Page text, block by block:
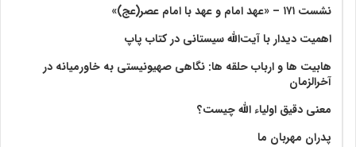
نشست ۱۷۱ – «عهد امام و عهد با امام عصر(عج)»
اهمیت دیدار با آیت‌الله سیستانی در کتاب پاپ
هابیت ها و ارباب حلقه ها: نگاهی صهیونیستی به خاورمیانه در
آخرالزمان
معنی دقیق اولیاء الله چیست؟
پدران مهربان ما